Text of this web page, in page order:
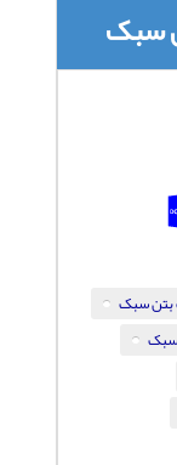
سبک
بتن سبک
سبک